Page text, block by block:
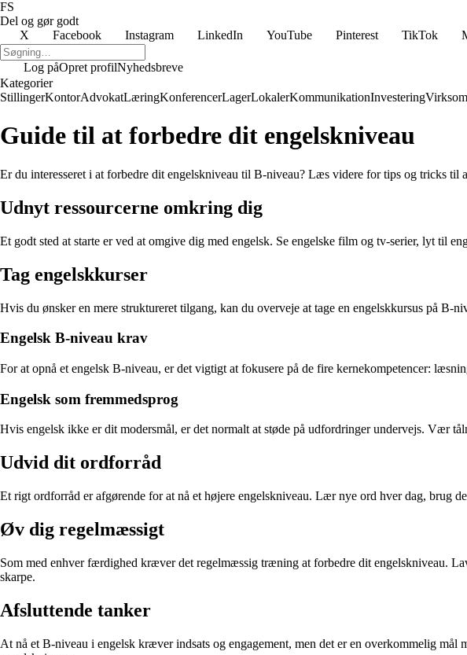
FS
Del og gør godt
X
Facebook Instagram LinkedIn YouTube Pinterest TikTok
Log påOpret profilNyhedsbreve
Kategorier
StillingerKontorAdvokatLæringKonferencerLagerLokalerKommunikationInvestering
Guide til at forbedre dit engelskniveau
Er du interesseret i at forbedre dit engelskniveau til B-niveau? Læs videre for tips og tricks til
Udnyt ressourcerne omkring dig
Et godt sted at starte er ved at omgive dig med engelsk. Se engelske film og tv-serier, lyt til
Tag engelskkurser
Hvis du ønsker en mere struktureret tilgang, kan du overveje at tage en engelskkursus på
Engelsk B-niveau krav
For at opnå et engelsk B-niveau, er det vigtigt at fokusere på de fire kernekompetencer:
Engelsk som fremmedsprog
Hvis engelsk ikke er dit modersmål, er det normalt at støde på udfordringer undervejs. Vær
Udvid dit ordforråd
Et rigt ordforråd er afgørende for at nå et højere engelskniveau. Lær nye ord hver dag,
Øv dig regelmæssigt
Som med enhver færdighed kræver det regelmæssig træning at forbedre dit engelskniveau.
skarpe.
Afsluttende tanker
At nå et B-niveau i engelsk kræver indsats og engagement, men det er en overkommelig